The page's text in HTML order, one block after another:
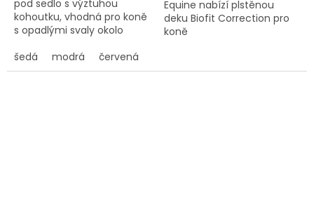
pod sedlo s výztuhou
kohoutku, vhodná pro koně
s opadlými svaly okolo
typy koní. Deka je
podložena přírodním
šedá modrá červená
Equine nabízí plstěnou
deku Biofit Correction pro
koně